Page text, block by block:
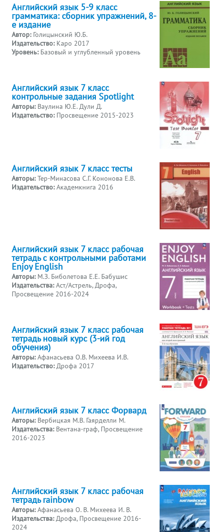
Английский язык 5-9 класс
грамматика: сборник упражнений, 8-
е издание
Автор: Голицынский Ю.Б.
Издательство: Каро 2017
Уровень: Базовый и углубленный уровень
Английский язык 7 класс
контрольные задания Spotlight
Авторы: Ваулина Ю.Е. Дули Д.
Издательство: Просвещение 2015-2023
Английский язык 7 класс тесты
Авторы:Тер-Минасова С.Г. Кононова Е.В.
Издательство:Академкнига 2016
Английский язык 7 класс рабочая
тетрадь с контрольными работами
Enjoy English
Авторы: М.З. Биболетова Е.Е. Бабушис
Издательства:Аст/Астрель, Дрофа,
Просвещение 2016-2024
Английский язык 7 класс рабочая
тетрадь новый курс (3-ий год
обучения)
Авторы:Афанасьева О.В. Михеева И.В.
Издательство:Дрофа 2017
Английский язык 7 класс Форвард
Авторы: Вербицкая М.В. Гаярделли М.
Издательства: Вентана-граф, Просвещение
2016-2023
Английский язык 7 класс рабочая
тетрадь rainbow
Авторы:Афанасьева О. В. Михеева И. В.
Издательства:Дрофа, Просвещение 2016-
2024